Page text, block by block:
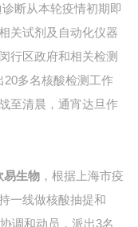
断从本轮疫情初期即
关试剂及自动化仪器
行区政府和相关检测
多名核酸检测工作
至清晨，通宵达旦作
易生物，根据上海市疫
一线做核酸抽提和
调和动员，派出3名